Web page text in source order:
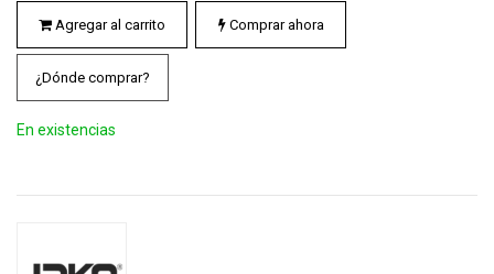
Agregar al carrito Comprar ahora
¿Dónde comprar?
En existencias